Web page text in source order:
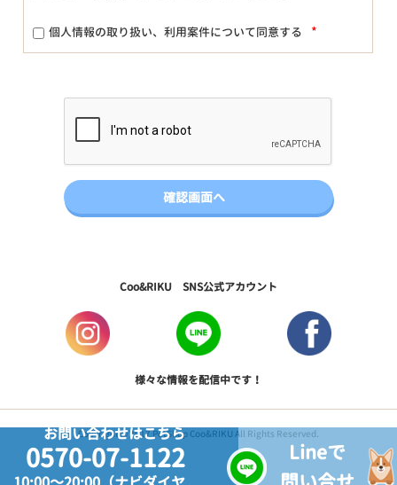
個人情報の取り扱い、利用案件について同意する *
お問い合わせはこちら
0570-07-1122
Lineで
Coo&RIKU SNS公式アカウント
様々な情報を配信中です！
Copyright © 2017 PetShop Coo&RIKU All Rights Reserved.